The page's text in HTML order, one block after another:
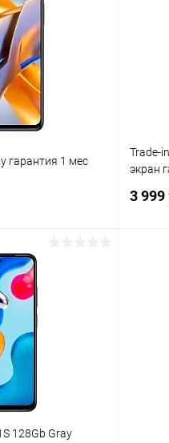
К сравнению
Под заказ
гарантия 1 мес
К сравнению
Под заказ
Trade-
экран
3 999
128Gb Gray